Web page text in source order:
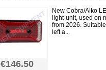
New Cobra/Alko
light-unit, used on
from 2026.
left a...
€146.50